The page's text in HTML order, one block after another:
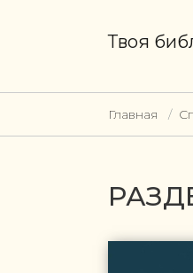
Твоя
Главная